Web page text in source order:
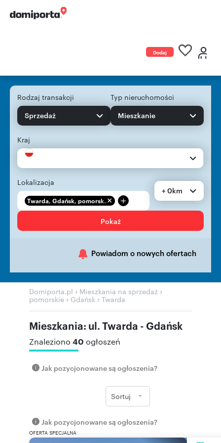
Dodaj
Rodzaj transakcji
Sprzedaż
Typ nieruchomości
Mieszkanie
Kraj
Lokalizacja
Twarda, Gdańsk, pomorsk... +
+ 0km
Pokaż
Powiadom o nowych ofertach
Domiporta.pl › Mieszkania na sprzedaż ›
pomorskie › Gdańsk › Twarda
Mieszkania: ul. Twarda - Gdańsk
Znaleziono 40 ogłoszeń
Jak pozycjonowane są ogłoszenia?
Sortuj
Jak pozycjonowane są ogłoszenia?
OFERTA SPECJALNA